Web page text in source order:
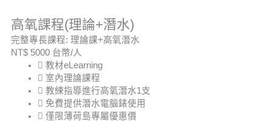
高氧課程(理論+潛水)
完整專長課程: 理論課+高氧潛水
NT$ 5000 台幣/人
教材eLearning
室內理論課程
教練指導進行高氧潛水1支
免費提供潛水電腦錶使用
僅限薄荷島專屬優惠價